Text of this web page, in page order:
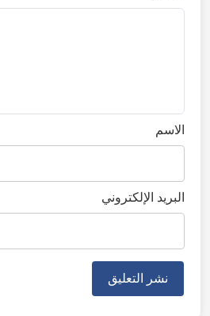
الاسم
البريد الإلكتروني